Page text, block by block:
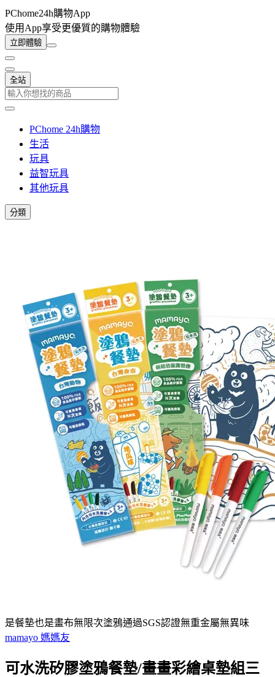
PChome24h購物App
使用App享受更優質的購物體驗
立即體驗
全站
PChome 24h購物
生活
玩具
益智玩具
其他玩具
分類
是餐墊也是畫布無限次塗鴉通過SGS認證無重金屬無異味
mamayo 媽媽友
可水洗矽膠塗鴉餐墊/畫畫彩繪桌墊組三